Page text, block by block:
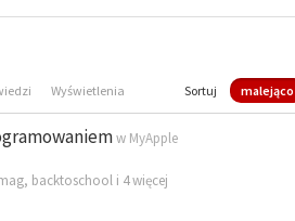
Wyświetlenia Sortuj malejąco
w MyApple
, backtoschool i 4 więcej